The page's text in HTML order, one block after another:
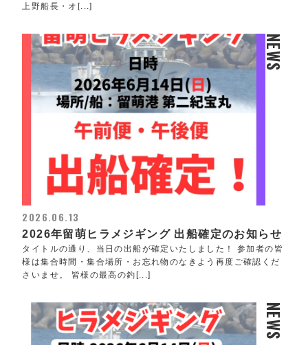
上野船長・オ[...]
NEWS
2026.06.13
2026年留萌ヒラメジギング 出船確定のお知らせ
タイトルの通り、当日の出船が確定いたしました！ 参加者の皆
様は集合時間・集合場所・お忘れ物のなきよう再度ご確認くだ
さいませ。 皆様の最高の釣[...]
NEWS